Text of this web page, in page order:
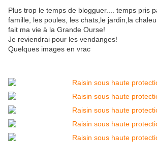
Plus trop le temps de blogguer.... temps pris
famille, les poules, les chats,le jardin,la
fait ma vie à la Grande Ourse!
Je reviendrai pour les vendanges!
Quelques images en vrac